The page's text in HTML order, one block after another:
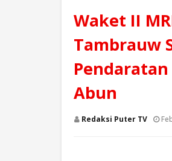
Waket II
Tambrauw
Abun
Redaksi Puter TV